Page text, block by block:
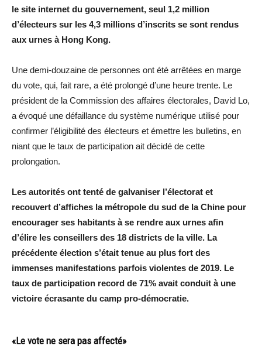
le site internet du gouvernement, seul 1,2 million
d’électeurs sur les 4,3 millions d’inscrits se sont rendus
aux urnes à Hong Kong.
Une demi-douzaine de personnes ont été arrêtées en marge
du vote, qui, fait rare, a été prolongé d’une heure trente. Le
président de la Commission des affaires électorales, David Lo,
a évoqué une défaillance du système numérique utilisé pour
confirmer l’éligibilité des électeurs et émettre les bulletins, en
niant que le taux de participation ait décidé de cette
prolongation.
Les autorités ont tenté de galvaniser l’électorat et
recouvert d’affiches la métropole du sud de la Chine pour
encourager ses habitants à se rendre aux urnes afin
d’élire les conseillers des 18 districts de la ville. La
précédente élection s’était tenue au plus fort des
immenses manifestations parfois violentes de 2019. Le
taux de participation record de 71% avait conduit à une
victoire écrasante du camp pro-démocratie.
«Le vote ne sera pas affecté»